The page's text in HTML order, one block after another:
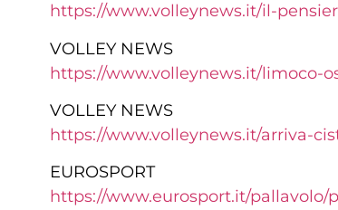
https://www.volleynews.it/il-
VOLLEY NEWS
https://www.volleynews.it/limoco-
VOLLEY NEWS
https://www.volleynews.it/arriva-
EUROSPORT
https://www.eurosport.it/